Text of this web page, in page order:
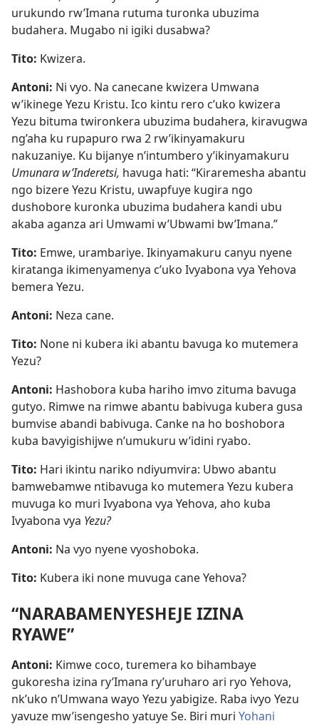
urukundo rw’Imana rutuma turonka ubuzima
budahera. Mugabo ni igiki dusabwa?
Tito: Kwizera.
Antoni: Ni vyo. Na canecane kwizera Umwana
w’ikinege Yezu Kristu. Ico kintu rero c’uko kwizera
Yezu bituma twironkera ubuzima budahera, kiravugwa
ng’aha ku rupapuro rwa 2 rw’ikinyamakuru
nakuzaniye. Ku bijanye n’intumbero y’ikinyamakuru
Umunara w’Inderetsi, havuga hati: “Kiraremesha abantu
ngo bizere Yezu Kristu, uwapfuye kugira ngo
dushobore kuronka ubuzima budahera kandi ubu
akaba aganza ari Umwami w’Ubwami bw’Imana.”
Tito: Emwe, urambariye. Ikinyamakuru canyu nyene
kiratanga ikimenyamenya c’uko Ivyabona vya Yehova
bemera Yezu.
Antoni: Neza cane.
Tito: None ni kubera iki abantu bavuga ko mutemera
Yezu?
Antoni: Hashobora kuba hariho imvo zituma bavuga
gutyo. Rimwe na rimwe abantu babivuga kubera gusa
bumvise abandi babivuga. Canke na ho boshobora
kuba bavyigishijwe n’umukuru w’idini ryabo.
Tito: Hari ikintu nariko ndiyumvira: Ubwo abantu
bamwebamwe ntibavuga ko mutemera Yezu kubera
muvuga ko muri Ivyabona vya Yehova, aho kuba
Ivyabona vya Yezu?
Antoni: Na vyo nyene vyoshoboka.
Tito: Kubera iki none muvuga cane Yehova?
“NARABAMENYESHEJE IZINA
RYAWE”
Antoni: Kimwe coco, turemera ko bihambaye
gukoresha izina ry’Imana ry’uruharo ari ryo Yehova,
nk’uko n’Umwana wayo Yezu yabigize. Raba ivyo Yezu
yavuze mw’isengesho yatuye Se. Biri muri Yohani